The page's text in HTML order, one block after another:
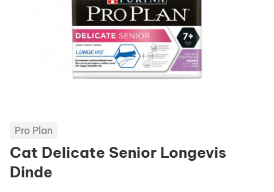
Pro Plan
Cat Delicate Senior Longevis
Dinde